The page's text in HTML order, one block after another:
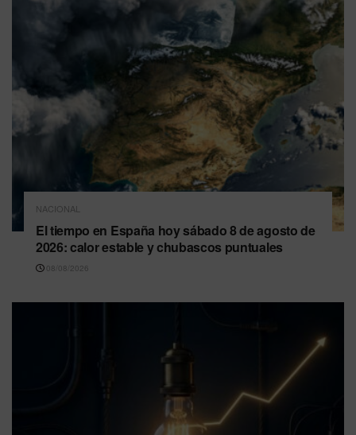
NACIONAL
El tiempo en España hoy sábado 8 de agosto de
2026: calor estable y chubascos puntuales
08/08/2026